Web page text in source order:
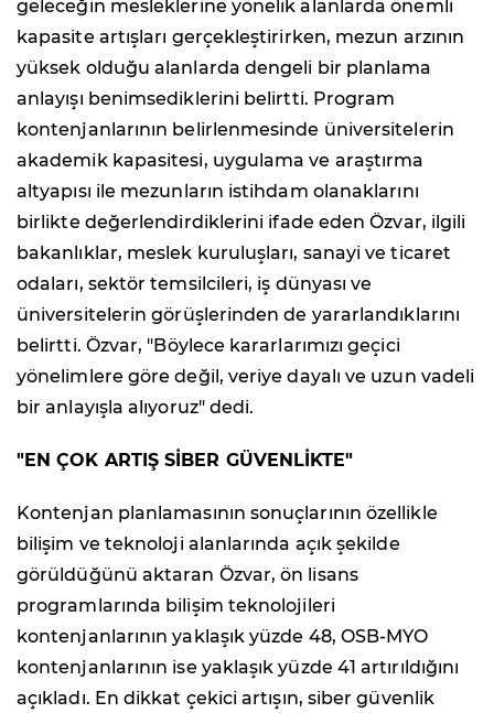
geleceğin mesleklerine yönelik alanlarda önemli
kapasite artışları gerçekleştirirken, mezun arzının
yüksek olduğu alanlarda dengeli bir planlama
anlayışı benimsediklerini belirtti. Program
kontenjanlarının belirlenmesinde üniversitelerin
akademik kapasitesi, uygulama ve araştırma
altyapısı ile mezunların istihdam olanaklarını
birlikte değerlendirdiklerini ifade eden Özvar, ilgili
bakanlıklar, meslek kuruluşları, sanayi ve ticaret
odaları, sektör temsilcileri, iş dünyası ve
üniversitelerin görüşlerinden de yararlandıklarını
belirtti. Özvar, "Böylece kararlarımızı geçici
yönelimlere göre değil, veriye dayalı ve uzun vadeli
bir anlayışla alıyoruz" dedi.
"EN ÇOK ARTIŞ SİBER GÜVENLİKTE"
Kontenjan planlamasının sonuçlarının özellikle
bilişim ve teknoloji alanlarında açık şekilde
görüldüğünü aktaran Özvar, ön lisans
programlarında bilişim teknolojileri
kontenjanlarının yaklaşık yüzde 48, OSB-MYO
kontenjanlarının ise yaklaşık yüzde 41 artırıldığını
açıkladı. En dikkat çekici artışın, siber güvenlik